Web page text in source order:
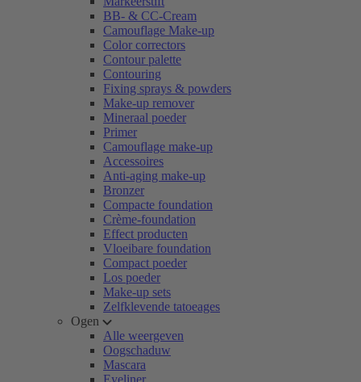
BB- & CC-Cream
Camouflage Make-up
Color correctors
Contour palette
Contouring
Fixing sprays & powders
Make-up remover
Mineraal poeder
Primer
Camouflage make-up
Accessoires
Anti-aging make-up
Bronzer
Compacte foundation
Crème-foundation
Effect producten
Vloeibare foundation
Compact poeder
Los poeder
Make-up sets
Zelfklevende tatoeages
Ogen
Alle weergeven
Oogschaduw
Mascara
Eyeliner